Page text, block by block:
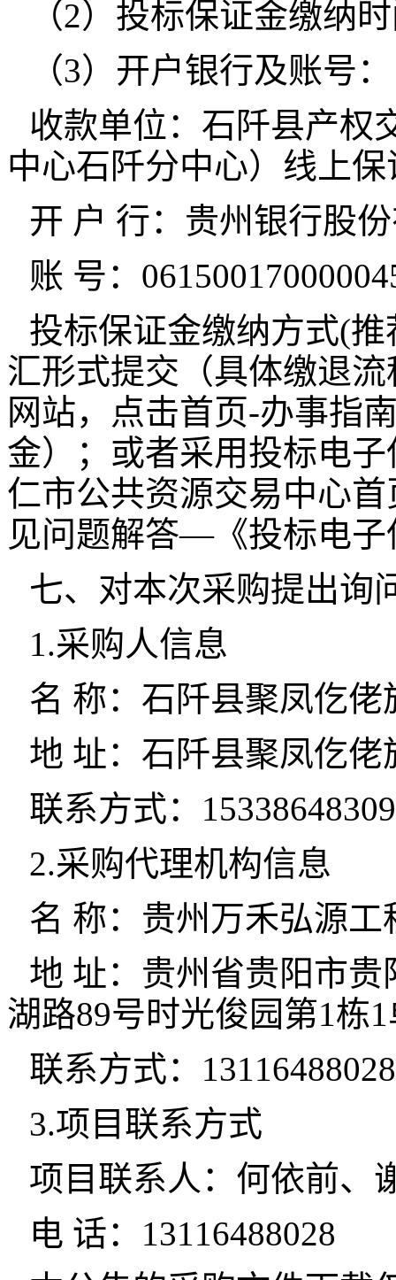
（2）投标保证金缴纳
（3）开户银行及账号：
收款单位：石阡县产权
中心石阡分中心）线上
开 户 行：贵州银行股
账 号：
投标保证金缴纳方式(
汇形式提交（具体缴退
网站，点击首页-办事指
金）；或者采用投标电
仁市公共资源交易中心
见问题解答—《投标电
七、对本次采购提出询
1.采购人信息
名 称：石阡县聚凤仡
地 址：石阡县聚凤仡
联系方式：15338648309
2.采购代理机构信息
名 称：贵州万禾弘源
地 址：贵州省贵阳市
湖路89号时光俊园第1栋
联系方式：13116488028
3.项目联系方式
项目联系人：何依前、
电 话：13116488028